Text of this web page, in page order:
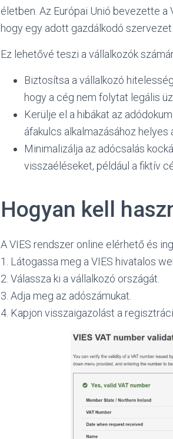
életben. Az Európai Unió bevezette
hogy egy adott gazdálkodó
Ez lehetővé teszi a vállalkozók
Biztosítsa a vállalkozó
hogy a cég nem folytat legális
Kerülje el a hibákat az
áfakulcs alkalmazásához helyes
Minimalizálja az adócsalás
visszaéléseket, például a fiktív
Hogyan kell
A VIES rendszer online elérhető és
1. Látogassa meg a VIES hivatalos
2. Válassza ki a vállalkozó országát.
3. Adja meg az adószámukat.
4. Kapjon visszaigazolást a